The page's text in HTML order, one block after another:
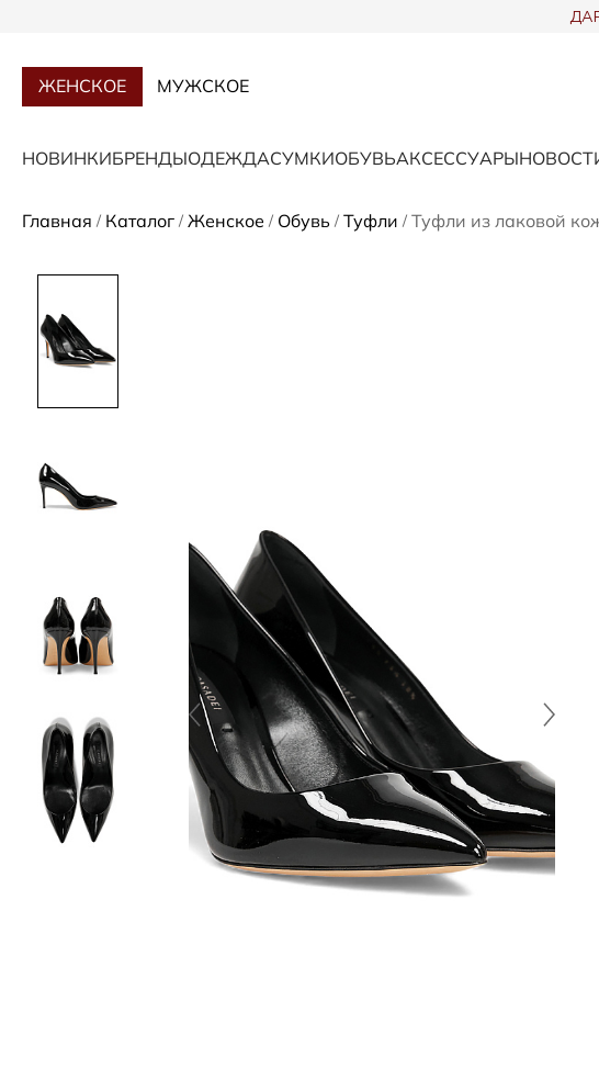
ЖЕНСКОЕ МУЖСКОЕ
НОВИНКИБРЕНДЫОДЕЖДАСУМКИОБУВЬАКСЕССУАРЫ
Главная / Каталог / Женское / Обувь / Туфли / Туфли из лаковой